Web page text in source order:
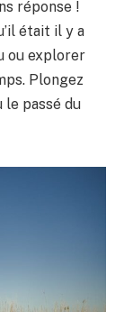
réponse !
était il y a
ou explorer
Plongez
le passé du